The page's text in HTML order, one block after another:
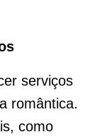
serviços
romântica.
como